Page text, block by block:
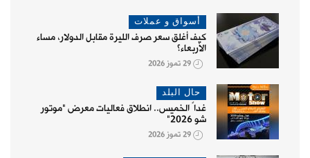
أسواق و عملات
كيف أغلق سعر صرف الليرة مقابل الدولار، مساء
الأربعاء؟
29 تموز 2026
حال البلد
غداً الخميس.. انطلاق فعاليات معرض "موتور
شو 2026"
29 تموز 2026